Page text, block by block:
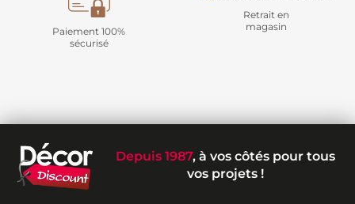
Paiement 100%
sécurisé
Retrait en
magasin
Depuis 1987, à vos côtés pour tous
vos projets !